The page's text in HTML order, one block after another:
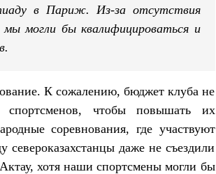
в Париж. Из-за отсутствия
могли бы квалифицироваться и
К сожалению, бюджет клуба не
спортсменов, чтобы повышать их
соревнования, где участвуют
даже не съездили
хотя наши спортсмены могли бы